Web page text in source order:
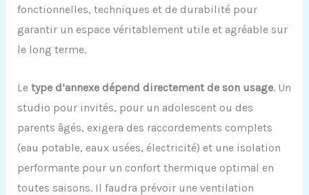
fonctionnelles, techniques et de durabilité pour
garantir un espace véritablement utile et agréable sur
le long terme.
Le type d’annexe dépend directement de son usage. Un
studio pour invités, pour un adolescent ou des
parents âgés, exigera des raccordements complets
(eau potable, eaux usées, électricité) et une isolation
performante pour un confort thermique optimal en
toutes saisons. Il faudra prévoir une ventilation